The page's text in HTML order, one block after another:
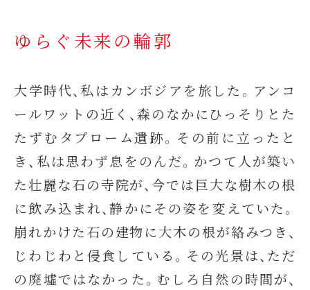
ゆらぐ未来の輪郭
大学時代、私はカンボジアを旅した。アンコ
ールワットの近く、森のなかにひっそりとた
たずむタプローム遺跡。その前に立ったと
き、私は思わず息をのんだ。かつて人が築い
た壮麗な石の寺院が、今では巨大な樹木の根
に飲み込まれ、静かにその姿を変えていた。
崩れかけた石の建物に大木の根が絡みつき、
じわじわと侵食している。その光景は、ただ
の廃墟ではなかった。むしろ自然の時間が、